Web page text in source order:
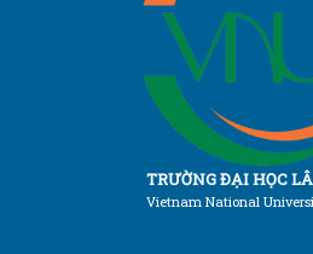
TRƯỜNG ĐẠI HỌC
Vietnam National